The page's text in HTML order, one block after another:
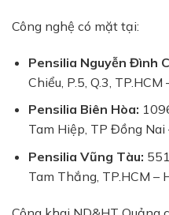
Công nghệ có mặt tại:
Pensilia Nguyễn Đình
Chiểu, P.5, Q.3,
Pensilia Biên Hòa:
Tam Hiệp, TP Đồng Nai
Pensilia Vũng Tàu:
Tam Thắng, TP.HCM –